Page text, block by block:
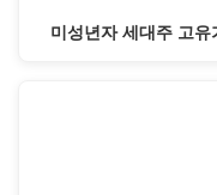
미성년자 세대주 고